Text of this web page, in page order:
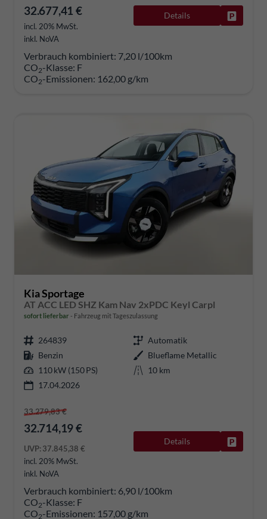
32.677,41 €
incl. 20% MwSt.
inkl. NoVA
Details
Verbrauch kombiniert: 7,20 l/100km
CO2-Klasse: F
CO2-Emissionen: 162,00 g/km
Kia Sportage
AT ACC LED SHZ Kam Nav 2xPDC Keyl Carpl
sofort lieferbar Fahrzeug mit Tageszulassung
264839
Automatik
Benzin
Blueflame Metallic
110 kW (150 PS)
10 km
17.04.2026
33.279,83 €
32.714,19 €
UVP:37.845,38 €
incl. 20% MwSt.
inkl. NoVA
Details
Verbrauch kombiniert: 6,90 l/100km
CO2-Klasse: F
CO2-Emissionen: 157,00 g/km